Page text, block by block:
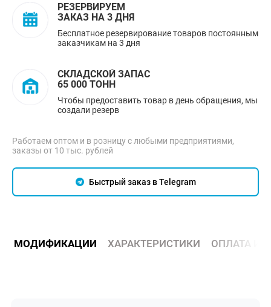
РЕЗЕРВИРУЕМ
ЗАКАЗ НА 3 ДНЯ
Бесплатное резервирование товаров постоянным
заказчикам на 3 дня
СКЛАДСКОЙ ЗАПАС
65 000 ТОНН
Чтобы предоставить товар в день обращения, мы
создали резерв
Работаем оптом и в розницу с любыми предприятиями,
заказы от 10 тыс. рублей
Быстрый заказ в Telegram
МОДИФИКАЦИИ ХАРАКТЕРИСТИКИ ОПЛАТА И